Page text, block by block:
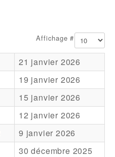
Affichage #
21 janvier 2026
19 janvier 2026
15 janvier 2026
12 janvier 2026
9 janvier 2026
30 décembre 2025